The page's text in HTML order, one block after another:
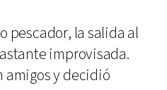
pescador, la salida al
improvisada.
amigos y decidió